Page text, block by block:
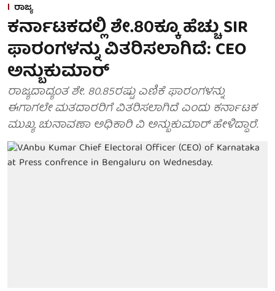
ರಾಜ್ಯ
ಕರ್ನಾಟಕದಲ್ಲಿ ಶೇ.80ಕ್ಕೂ ಹೆಚ್ಚು SIR
ಫಾರಂಗಳನ್ನು ವಿತರಿಸಲಾಗಿದೆ: CEO
ಅನ್ಬುಕುಮಾರ್
ರಾಜ್ಯದಾದ್ಯಂತ ಶೇ. 80.85ರಷ್ಟು ಎಣಿಕೆ ಫಾರಂಗಳನ್ನು
ಈಗಾಗಲೇ ಮತದಾರರಿಗೆ ವಿತರಿಸಲಾಗಿದೆ ಎಂದು ಕರ್ನಾಟಕ
ಮುಖ್ಯ ಚುನಾವಣಾ ಅಧಿಕಾರಿ ವಿ ಅನ್ಬುಕುಮಾರ್ ಹೇಳಿದ್ದಾರೆ.